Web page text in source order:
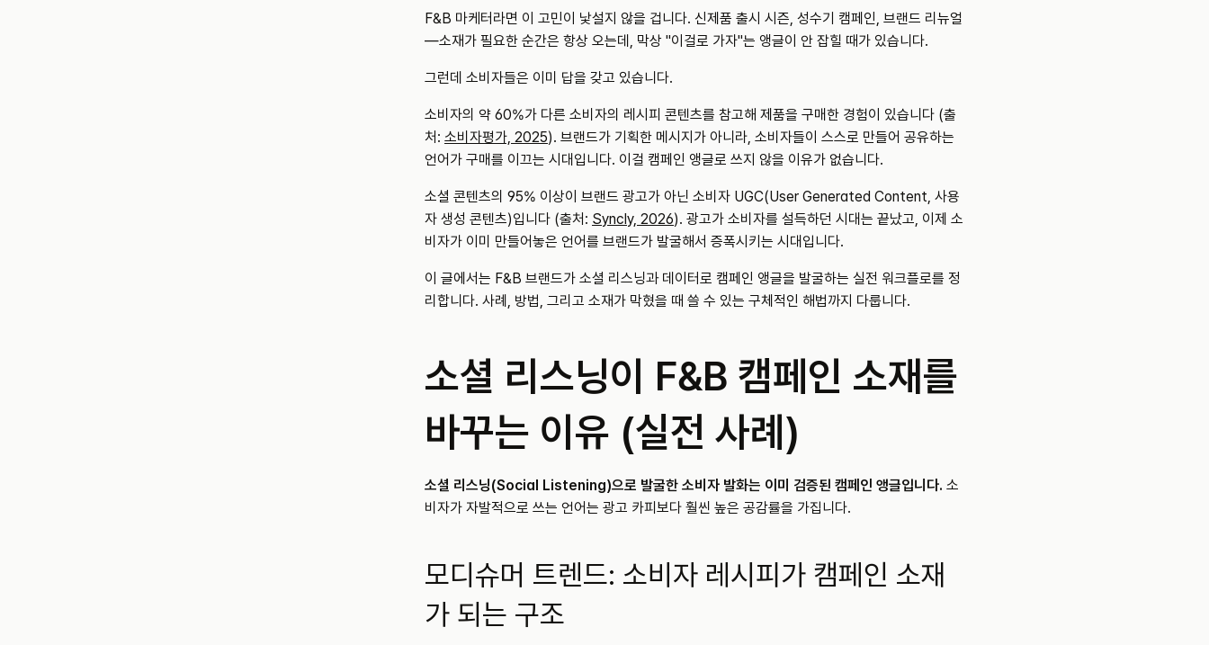
F&B 마케터라면 이 고민이 낯설지 않을 겁니다. 신제품 출시 시즌, 성수기 캠페인, 브랜드 리뉴얼
—소재가 필요한 순간은 항상 오는데, 막상 "이걸로 가자"는 앵글이 안 잡힐 때가 있습니다.
그런데 소비자들은 이미 답을 갖고 있습니다.
소비자의 약 60%가 다른 소비자의 레시피 콘텐츠를 참고해 제품을 구매한 경험이 있습니다 (출
처: 소비자평가, 2025). 브랜드가 기획한 메시지가 아니라, 소비자들이 스스로 만들어 공유하는
언어가 구매를 이끄는 시대입니다. 이걸 캠페인 앵글로 쓰지 않을 이유가 없습니다.
소셜 콘텐츠의 95% 이상이 브랜드 광고가 아닌 소비자 UGC(User Generated Content, 사용
자 생성 콘텐츠)입니다 (출처: Syncly, 2026). 광고가 소비자를 설득하던 시대는 끝났고, 이제 소
비자가 이미 만들어놓은 언어를 브랜드가 발굴해서 증폭시키는 시대입니다.
이 글에서는 F&B 브랜드가 소셜 리스닝과 데이터로 캠페인 앵글을 발굴하는 실전 워크플로를 정
리합니다. 사례, 방법, 그리고 소재가 막혔을 때 쓸 수 있는 구체적인 해법까지 다룹니다.
소셜 리스닝이 F&B 캠페인 소재를
바꾸는 이유 (실전 사례)
소셜 리스닝(Social Listening)으로 발굴한 소비자 발화는 이미 검증된 캠페인 앵글입니다. 소
비자가 자발적으로 쓰는 언어는 광고 카피보다 훨씬 높은 공감률을 가집니다.
모디슈머 트렌드: 소비자 레시피가 캠페인 소재
가 되는 구조